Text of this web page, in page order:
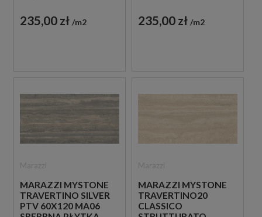
TRAWERTYNOWA
235,00 zł m2
TRAWERTYNOWA
235,00 zł m2
MARAZZI MYSTONE
TRAVERTINO SILVER
PTV 60X120 MA06
MARAZZI MYSTONE
TRAVERTINO20
CLASSICO